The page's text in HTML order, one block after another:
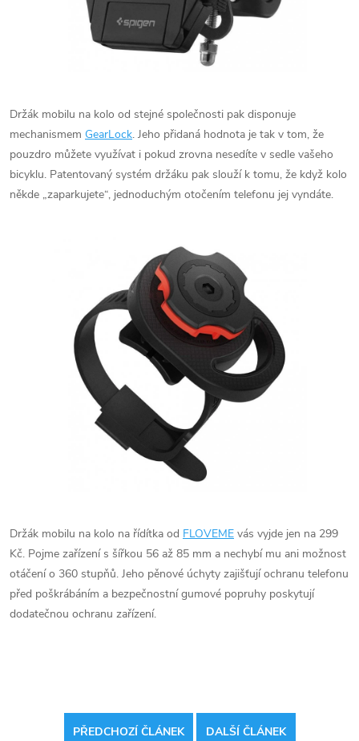
Držák mobilu na kolo od stejné společnosti pak disponuje
mechanismem GearLock. Jeho přidaná hodnota je tak v tom, že
pouzdro můžete využívat i pokud zrovna nesedíte v sedle vašeho
bicyklu. Patentovaný systém držáku pak slouží k tomu, že když kolo
někde „zaparkujete“, jednoduchým otočením telefonu jej vyndáte.
Držák mobilu na kolo na řídítka od FLOVEME vás vyjde jen na 299
Kč. Pojme zařízení s šířkou 56 až 85 mm a nechybí mu ani možnost
otáčení o 360 stupňů. Jeho pěnové úchyty zajišťují ochranu telefonu
před poškrábáním a bezpečnostní gumové popruhy poskytují
dodatečnou ochranu zařízení.
PŘEDCHOZÍ ČLÁNEK DALŠÍ ČLÁNEK